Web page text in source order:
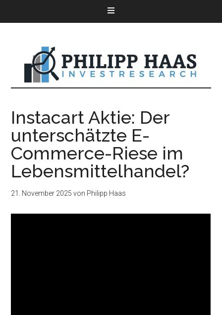
Instacart Aktie: Der
unterschätzte E-
Commerce-Riese im
Lebensmittelhandel?
21. November 2025 von Philipp Haas